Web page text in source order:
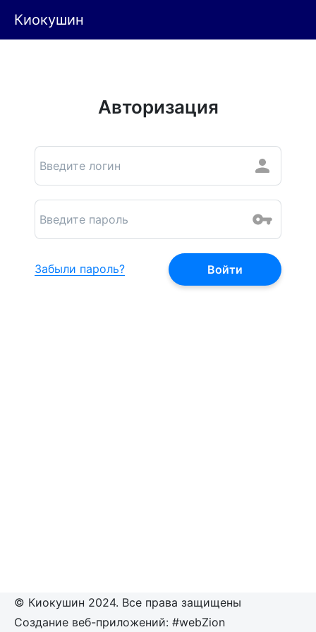
Киокушин
Авторизация
Забыли пароль?
© Киокушин 2024. Все права защищены
Создание веб-приложений: #webZion